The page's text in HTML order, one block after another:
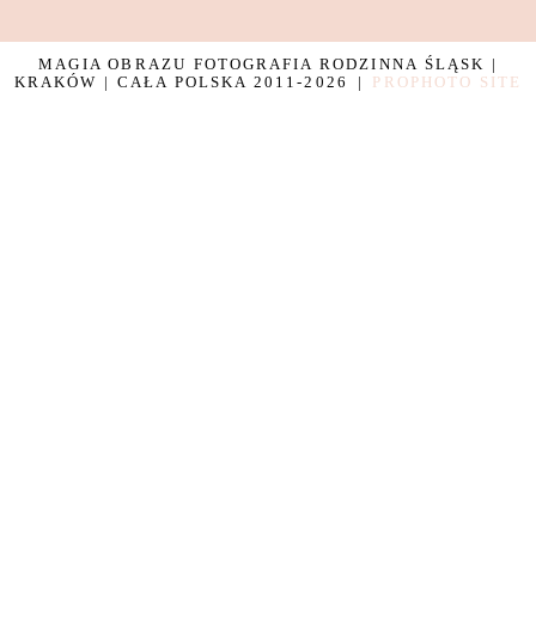
MAGIA OBRAZU FOTOGRAFIA RODZINNA ŚLĄSK |
KRAKÓW | CAŁA POLSKA 2011-2026
| PROPHOTO SITE